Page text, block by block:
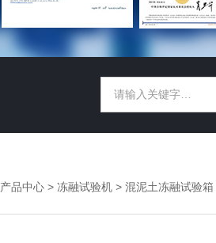
产品中心 > 冻融试验机 > 混泥土冻融试验箱